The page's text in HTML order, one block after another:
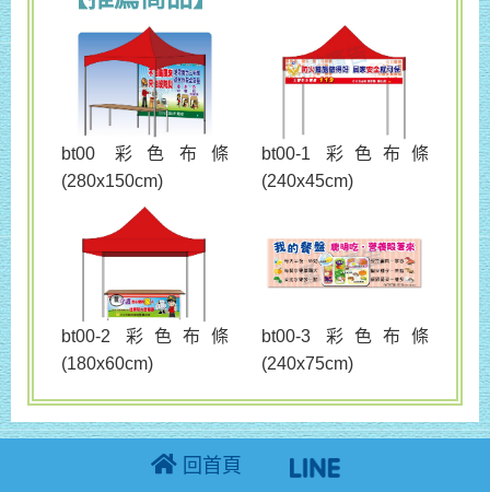
bt00 彩色布條
(280x150cm)
bt00-1 彩色布條
(240x45cm)
bt00-2 彩色布條
(180x60cm)
bt00-3 彩色布條
(240x75cm)
回首頁